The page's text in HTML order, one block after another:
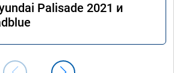
Palisade 2021 и